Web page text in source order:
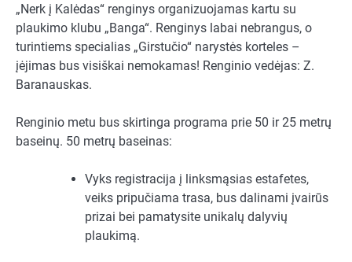
„Nerk į Kalėdas“ renginys organizuojamas kartu su
plaukimo klubu „Banga“. Renginys labai nebrangus, o
turintiems specialias „Girstučio“ narystės korteles –
įėjimas bus visiškai nemokamas! Renginio vedėjas: Z.
Baranauskas.
Renginio metu bus skirtinga programa prie 50 ir 25 metrų
baseinų. 50 metrų baseinas:
Vyks registracija į linksmąsias estafetes,
veiks pripučiama trasa, bus dalinami įvairūs
prizai bei pamatysite unikalų dalyvių
plaukimą.